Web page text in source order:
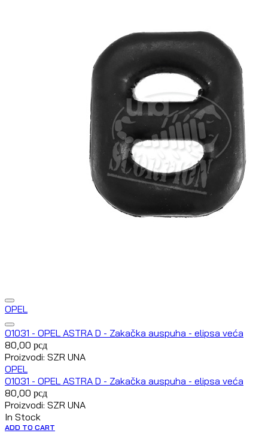
OPEL
O1031 - OPEL ASTRA D - Zakačka auspuha - elipsa veća
80,00 рсд
Proizvodi: SZR UNA
OPEL
O1031 - OPEL ASTRA D - Zakačka auspuha - elipsa veća
80,00 рсд
Proizvodi: SZR UNA
In Stock
ADD TO CART